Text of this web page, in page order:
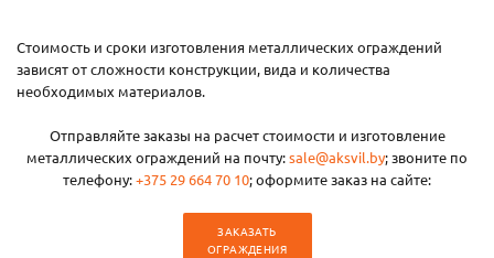
Стоимость и сроки изготовления металлических ограждений
зависят от сложности конструкции, вида и количества
необходимых материалов.
Отправляйте заказы на расчет стоимости и изготовление
металлических ограждений на почту:sale@aksvil.by; звоните по
телефону:+375 29 664 70 10; оформите заказ на сайте:
ЗАКАЗАТЬ
ОГРАЖДЕНИЯ